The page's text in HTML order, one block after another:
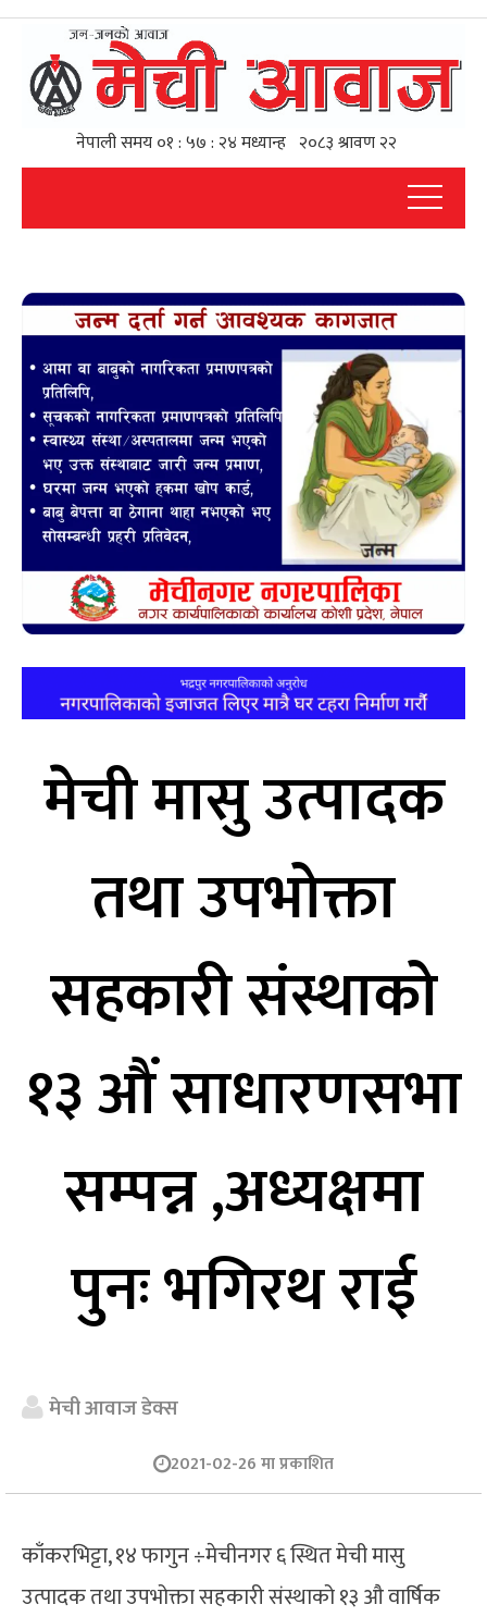
मेची मासु उत्पादक
तथा उपभोक्ता
सहकारी संस्थाको
१३ औं साधारणसभा
सम्पन्न ,अध्यक्षमा
पुनः भगिरथ राई
मेची आवाज डेक्स
2021-02-26 मा प्रकाशित
काँकरभिट्टा, १४ फागुन ÷मेचीनगर ६ स्थित मेची मासु
उत्पादक तथा उपभोक्ता सहकारी संस्थाको १३ औ वार्षिक